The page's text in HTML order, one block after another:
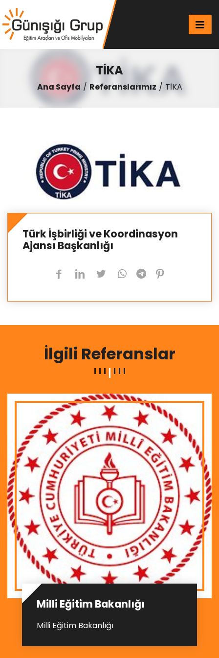
TİKA
Ana Sayfa Referanslarımız TİKA
Türk İşbirliği ve Koordinasyon
Ajansı Başkanlığı
İlgili Referanslar
Milli Eğitim Bakanlığı
Milli Eğitim Bakanlığı